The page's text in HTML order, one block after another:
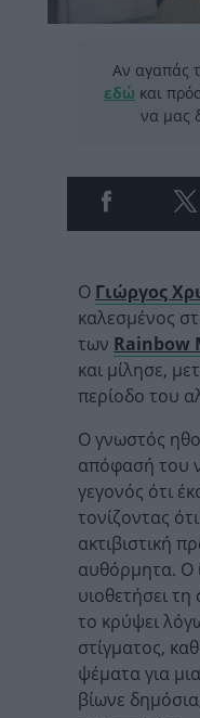
Αν αγαπάς
εδώ και
να μας
Ο Γιώργος
καλεσμένος
των Rainbow
και μίλησε,
περίοδο του
Ο γνωστός
απόφασή του
γεγονός ότι
τονίζοντας
ακτιβιστική
αυθόρμητα. Ο
υιοθετήσει
το κρύψει
στίγματος,
ψέματα για
βίωνε